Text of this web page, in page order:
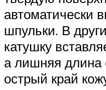
автоматически
шпульки. В
катушку
а лишняя длина
острый край